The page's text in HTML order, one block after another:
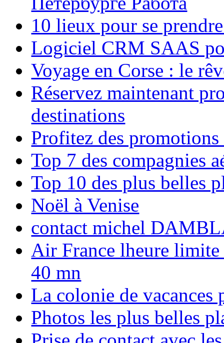
10 lieux pour se
Logiciel CRM SAAS
Voyage en Corse : le
Réservez maintenant
destinations
Profitez des
Top 7 des compagnies
Top 10 des plus belles
Noël à Venise
contact michel
Air France lheure limite
40 mn
La colonie de vacances
Photos les plus belles